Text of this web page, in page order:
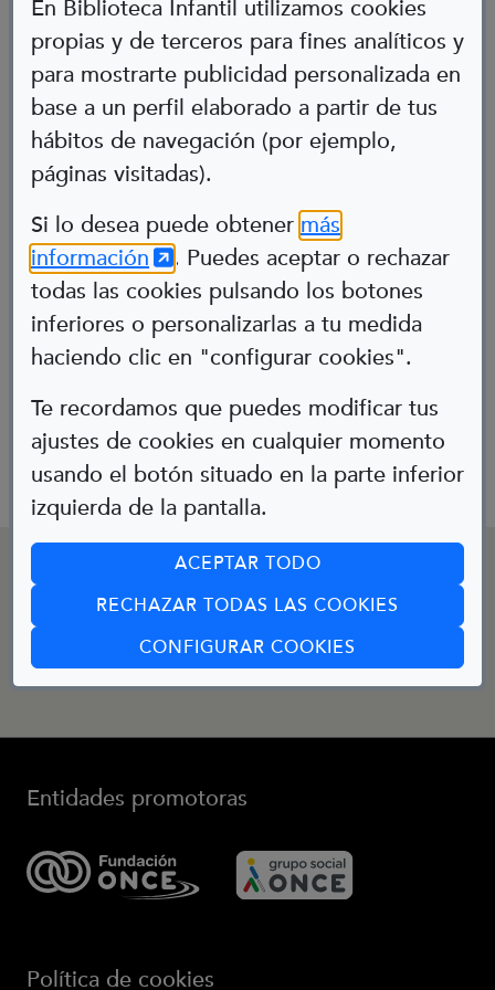
En Biblioteca Infantil utilizamos cookies
propias y de terceros para fines analíticos y
para mostrarte publicidad personalizada en
base a un perfil elaborado a partir de tus
hábitos de navegación (por ejemplo,
páginas visitadas).
Si lo desea puede obtener más
información (Abre en nueva ventana)
. Puedes aceptar o rechazar
todas las cookies pulsando los botones
inferiores o personalizarlas a tu medida
haciendo clic en "configurar cookies".
Te recordamos que puedes modificar tus
ajustes de cookies en cualquier momento
usando el botón situado en la parte inferior
izquierda de la pantalla.
ACEPTAR TODO
RECHAZAR TODAS LAS COOKIES
CONFIGURAR COOKIES
Pablo García
Policía
Acondroplasia
CONTACTO
bibliotecainfantil@fundaciononce.es
Entidades promotoras
(Abre en nueva ventana)
Política de cookies
Abre en nueva ventana